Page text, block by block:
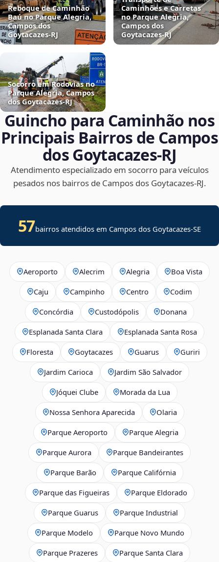
Reboque de Caminhão
Baú no Parque Alegria,
Campos dos
Goytacazes‑RJ
Caminhões e Carretas
no Parque Alegria,
Campos dos
Goytacazes‑RJ
Socorro em Rodovias no
Parque Alegria, Campos
dos Goytacazes‑RJ
Guincho para Caminhão nos
Principais Bairros de Campos
dos Goytacazes‑RJ
Atendimento especializado em socorro para veículos
pesados nos bairros de Campos dos Goytacazes‑RJ.
57bairros atendidos em Campos dos Goytacazes-SE
Aeroporto Alecrim Alegria Boa Vista
Caju Campinho Centro Codim
Concórdia Custodópolis Donana
Esplanada Santa Clara Esplanada Santa Rosa
Floresta Goytacazes Guarus Guriri
Jardim Carioca Jardim São Salvador
Jóquei Clube Morada da Lua
Nossa Senhora Aparecida Olaria
Parque Aeroporto Parque Alegria
Parque Aurora Parque Bandeirantes
Parque Barão Parque Califórnia
Parque das Figueiras Parque Eldorado
Parque Guarus Parque Industrial
Parque Modelo Parque Novo Mundo
Parque Prazeres Parque Santa Clara